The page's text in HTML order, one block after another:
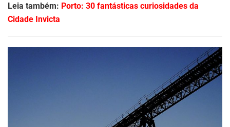
Leia também: Porto: 30 fantásticas curiosidades da
Cidade Invicta